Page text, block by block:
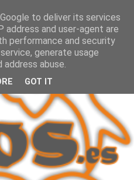
to deliver its services
address and user-agent are
performance and security
generate usage
abuse.
GOT IT